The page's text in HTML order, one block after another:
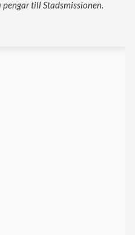
till Stadsmissionen.